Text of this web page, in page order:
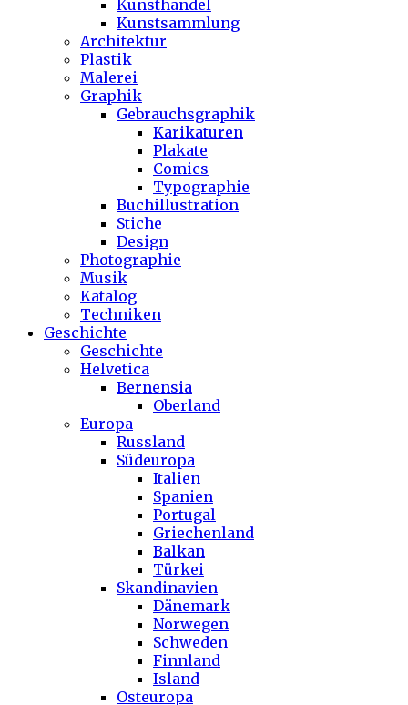
Kunsthandel
Kunstsammlung
Architektur
Plastik
Malerei
Graphik
Gebrauchsgraphik
Karikaturen
Plakate
Comics
Typographie
Buchillustration
Stiche
Design
Photographie
Musik
Katalog
Techniken
Geschichte
Geschichte
Helvetica
Bernensia
Oberland
Europa
Russland
Südeuropa
Italien
Spanien
Portugal
Griechenland
Balkan
Türkei
Skandinavien
Dänemark
Norwegen
Schweden
Finnland
Island
Osteuropa